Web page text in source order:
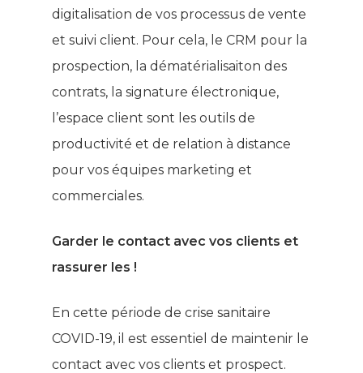
digitalisation de vos processus de vente
et suivi client. Pour cela, le CRM pour la
prospection, la dématérialisaiton des
contrats, la signature électronique,
l’espace client sont les outils de
productivité et de relation à distance
pour vos équipes marketing et
commerciales.
Garder le contact avec vos clients et
rassurer les !
En cette période de crise sanitaire
COVID-19, il est essentiel de maintenir le
contact avec vos clients et prospect.